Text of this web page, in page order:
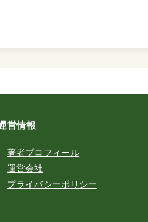
営情報
著者プロフィール
運営会社
プライバシーポリシー